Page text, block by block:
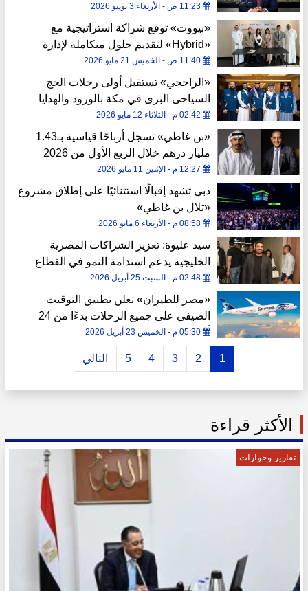
بالعاصمة الإدارية الجديدة
11:23 ص - الأربعاء 3 يونيو 2026
«بيووت» توقع شراكة استراتيجية مع
«Hybrid» لتقديم حلول متكاملة لإدارة
العقارات في الكويت
11:40 ص - الخميس 21 مايو 2026
«الراجحي» تستقبل أولى رحلات الحج
السياحى البرى في مكة بالورود والهدايا
ومياه زمزم
02:42 م - الثلاثاء 12 مايو 2026
«بن غاطي» تسجل أرباحًا قياسية بـ1.43
مليار درهم خلال الربع الأول من 2026
12:27 م - الإثنين 11 مايو 2026
دبي تشهد إقبالًا استثنائيًا على إطلاق مشروع
«تلال بن غاطي»
08:58 م - الأربعاء 6 مايو 2026
سيد عليوة: تعزيز الشراكات المصرية
الخليجية يدعم استدامة النمو في القطاع
العقاري
02:48 م - السبت 25 أبريل 2026
«مصر للطيران» تعلن تطبيق التوقيت
الصيفي على جميع الرحلات بدءًا من 24
أبريل
05:30 م - الخميس 23 أبريل 2026
1
2
3
4
5 التالي
الأكثر قراءة
تقارير وحوارات